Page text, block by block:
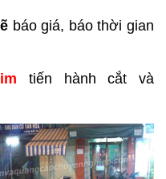
báo giá, báo thời gian
tiến hànhcắt và